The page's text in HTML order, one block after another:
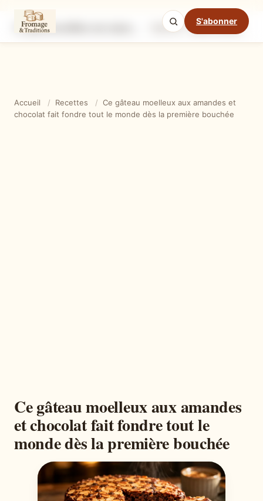
S'abonner
Ingrédients Étapes
Mode cuisine
Accueil / Recettes / Ce gâteau moelleux aux amandes et
chocolat fait fondre tout le monde dès la première bouchée
Ce gâteau moelleux aux amandes
et chocolat fait fondre tout le
monde dès la première bouchée